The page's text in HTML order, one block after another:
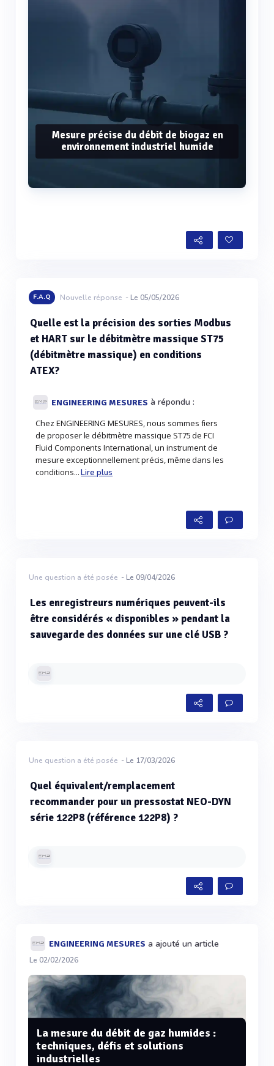
Mesure précise du débit de biogaz en
environnement industriel humide
F.A.Q Nouvelle réponse - Le 05/05/2026
Quelle est la précision des sorties Modbus
et HART sur le débitmètre massique ST75
(débitmètre massique) en conditions
ATEX?
ENGINEERING MESURES à répondu :
Chez ENGINEERING MESURES, nous sommes fiers
de proposer le débitmètre massique ST75 de FCI
Fluid Components International, un instrument de
mesure exceptionnellement précis, même dans les
conditions...Lire plus
Une question a été posée - Le 09/04/2026
Les enregistreurs numériques peuvent-ils
être considérés « disponibles » pendant la
sauvegarde des données sur une clé USB ?
Une question a été posée - Le 17/03/2026
Quel équivalent/remplacement
recommander pour un pressostat NEO-DYN
série 122P8 (référence 122P8) ?
ENGINEERING MESURES a ajouté un article
Le 02/02/2026
La mesure du débit de gaz humides :
techniques, défis et solutions
industrielles